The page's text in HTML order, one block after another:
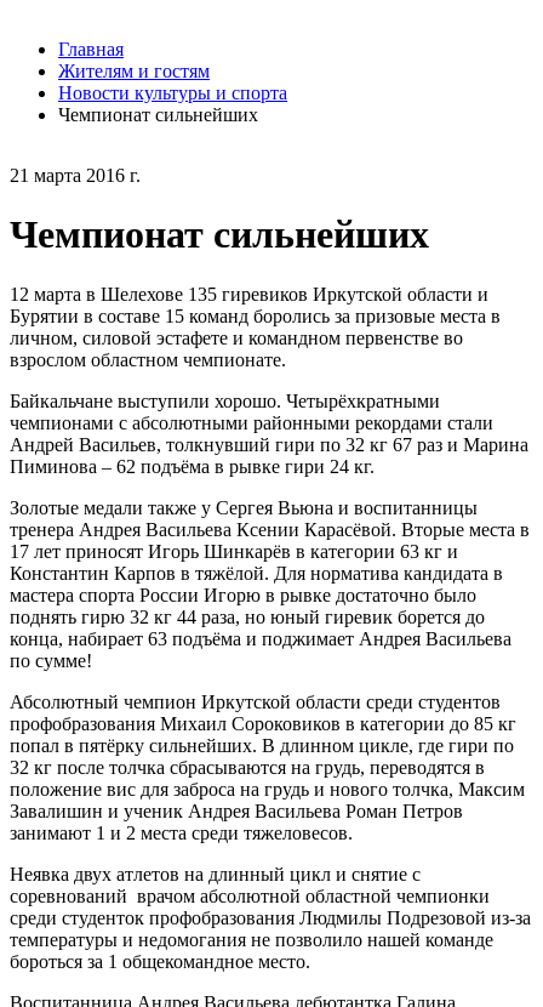
21 марта 2016 г.
Чемпионат сильнейших
12 марта в Шелехове 135 гиревиков Иркутской области и
Бурятии в составе 15 команд боролись за призовые места в
личном, силовой эстафете и командном первенстве во
взрослом областном чемпионате.
Байкальчане выступили хорошо. Четырёхкратными
чемпионами с абсолютными районными рекордами стали
Андрей Васильев, толкнувший гири по 32 кг 67 раз и Марина
Пиминова – 62 подъёма в рывке гири 24 кг.
Золотые медали также у Сергея Вьюна и воспитанницы
тренера Андрея Васильева Ксении Карасёвой. Вторые места в
17 лет приносят Игорь Шинкарёв в категории 63 кг и
Константин Карпов в тяжёлой. Для норматива кандидата в
мастера спорта России Игорю в рывке достаточно было
поднять гирю 32 кг 44 раза, но юный гиревик борется до
конца, набирает 63 подъёма и поджимает Андрея Васильева
по сумме!
Абсолютный чемпион Иркутской области среди студентов
профобразования Михаил Сороковиков в категории до 85 кг
попал в пятёрку сильнейших. В длинном цикле, где гири по
32 кг после толчка сбрасываются на грудь, переводятся в
положение вис для заброса на грудь и нового толчка, Максим
Завалишин и ученик Андрея Васильева Роман Петров
занимают 1 и 2 места среди тяжеловесов.
Неявка двух атлетов на длинный цикл и снятие с
соревнований врачом абсолютной областной чемпионки
среди студенток профобразования Людмилы Подрезовой из-за
температуры и недомогания не позволило нашей команде
бороться за 1 общекомандное место.
Воспитанница Андрея Васильева дебютантка Галина
Главная
Жителям и гостям
Новости культуры и спорта
Чемпионат сильнейших